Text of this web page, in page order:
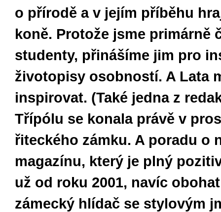
o přírodě a v jejím příběhu
koně. Protože jsme primárně
studenty, přinášíme jim pro
životopisy osobností. A Lata
inspirovat. (Také jedna z
Třípólu se konala právě v
řiteckého zámku. A poradu o
magazínu, který je plný
už od roku 2001, navíc
zámecký hlídač se stylovým